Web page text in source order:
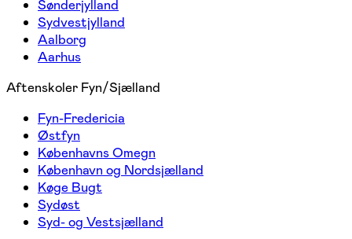
Sønderjylland
Sydvestjylland
Aalborg
Aarhus
Aftenskoler Fyn/Sjælland
Fyn-Fredericia
Østfyn
Københavns Omegn
København og Nordsjælland
Køge Bugt
Sydøst
Syd- og Vestsjælland